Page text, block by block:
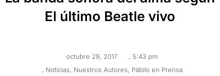
El último Beatle vivo
octubre 29, 2017 , 5:43 pm
, Noticias, Nuestros Autores, Pábilo en Prensa